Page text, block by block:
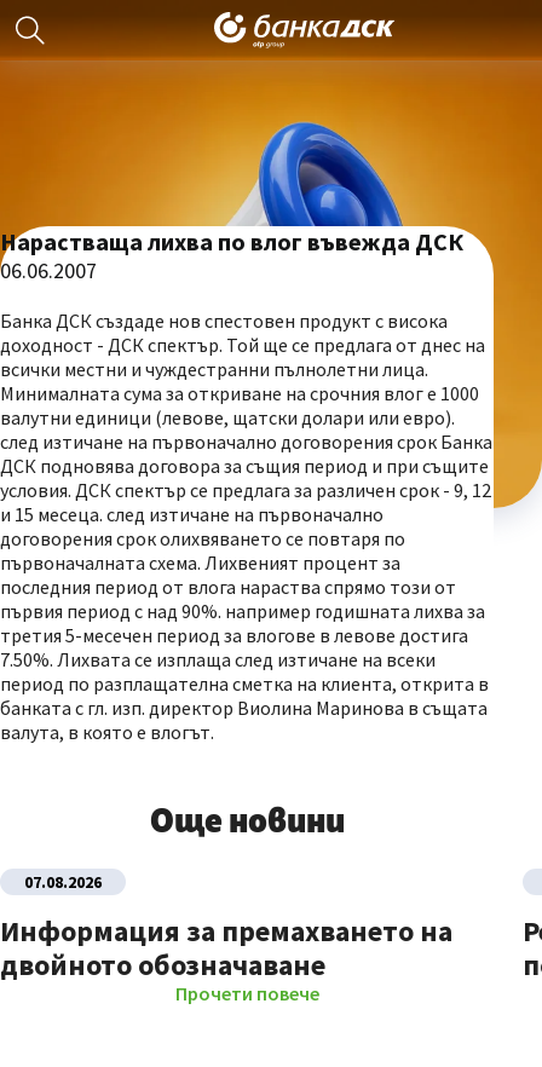
Нарастваща лихва по влог въвежда ДСК
06.06.2007
Банка ДСК създаде нов спестовен продукт с висока
доходност - ДСК спектър. Той ще се предлага от днес на
всички местни и чуждестранни пълнолетни лица.
Минималната сума за откриване на срочния влог е 1000
валутни единици (левове, щатски долари или евро).
след изтичане на първоначално договорения срок Банка
ДСК подновява договора за същия период и при същите
условия. ДСК спектър се предлага за различен срок - 9, 12
и 15 месеца. след изтичане на първоначално
договорения срок олихвяването се повтаря по
първоначалната схема. Лихвеният процент за
последния период от влога нараства спрямо този от
първия период с над 90%. например годишната лихва за
третия 5-месечен период за влогове в левове достига
7.50%. Лихвата се изплаща след изтичане на всеки
период по разплащателна сметка на клиента, открита в
банката с гл. изп. директор Виолина Маринова в същата
валута, в която е влогът.
Още новини
07.08.2026
Информация за премахването на
двойното обозначаване
Прочети повече